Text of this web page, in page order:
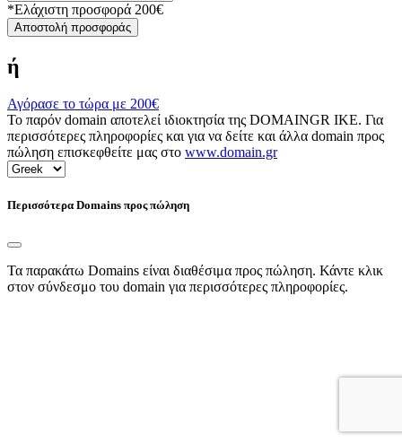
*Ελάχιστη προσφορά 200€
Αποστολή προσφοράς
ή
Αγόρασε το τώρα με 200€
Το παρόν domain αποτελεί ιδιοκτησία της DOMAINGR ΙΚΕ. Για
περισσότερες πληροφορίες και για να δείτε και άλλα domain προς
πώληση επισκεφθείτε μας στο www.domain.gr
Περισσότερα Domains προς πώληση
Τα παρακάτω Domains είναι διαθέσιμα προς πώληση. Κάντε κλικ
στον σύνδεσμο του domain για περισσότερες πληροφορίες.